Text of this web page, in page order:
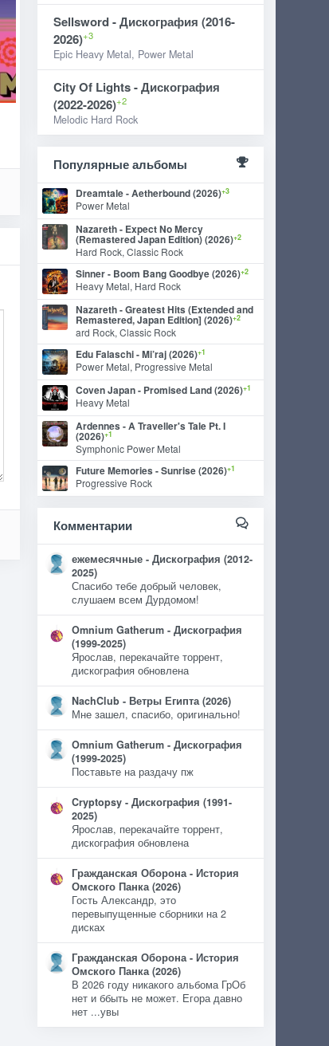
Sellsword - Дискография (2016-
2026)+3
Epic Heavy Metal, Power Metal
City Of Lights - Дискография
(2022-2026)+2
Melodic Hard Rock
Популярные альбомы
Dreamtale - Aetherbound (2026)+3
Power Metal
Nazareth - Expect No Mercy
(Remastered Japan Edition) (2026)+2
Hard Rock, Classic Rock
Sinner - Boom Bang Goodbye (2026)+2
Heavy Metal, Hard Rock
Nazareth - Greatest Hits (Extended and
Remastered, Japan Edition] (2026)+2
ard Rock, Classic Rock
Edu Falaschi - Mi’raj (2026)+1
Power Metal, Progressive Metal
Coven Japan - Promised Land (2026)+1
Heavy Metal
Ardennes - A Traveller's Tale Pt. I
(2026)+1
Symphonic Power Metal
Future Memories - Sunrise (2026)+1
Progressive Rock
Комментарии
ежемесячные - Дискография (2012-
2025)
Спасибо тебе добрый человек,
слушаем всем Дурдомом!
Omnium Gatherum - Дискография
(1999-2025)
Ярослав, перекачайте торрент,
дискография обновлена
NachClub - Ветры Египта (2026)
Мне зашел, спасибо, оригинально!
Omnium Gatherum - Дискография
(1999-2025)
Поставьте на раздачу пж
Cryptopsy - Дискография (1991-
2025)
Ярослав, перекачайте торрент,
дискография обновлена
Гражданская Оборона - История
Омского Панка (2026)
Гость Александр, это
перевыпущенные сборники на 2
дисках
Гражданская Оборона - История
Омского Панка (2026)
В 2026 году никакого альбома ГрОб
нет и ббыть не может. Егора давно
нет ...увы